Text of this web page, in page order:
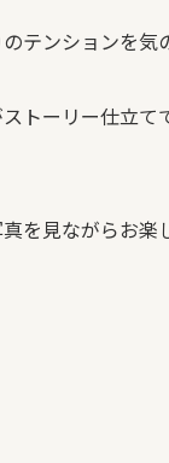
テンションを気
トーリー仕立て
を見ながらお楽